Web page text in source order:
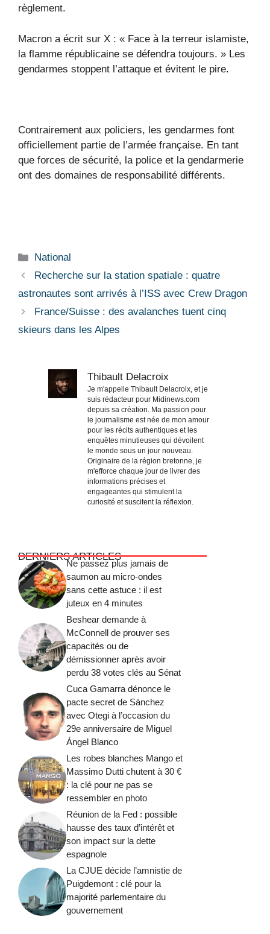
règlement.
Macron a écrit sur X : « Face à la terreur islamiste,
la flamme républicaine se défendra toujours. » Les
gendarmes stoppent l’attaque et évitent le pire.
Contrairement aux policiers, les gendarmes font
officiellement partie de l’armée française. En tant
que forces de sécurité, la police et la gendarmerie
ont des domaines de responsabilité différents.
Catégories
National
Recherche sur la station spatiale : quatre
astronautes sont arrivés à l’ISS avec Crew Dragon
France/Suisse : des avalanches tuent cinq
skieurs dans les Alpes
Thibault Delacroix
Je m'appelle Thibault Delacroix, et je
suis rédacteur pour Midinews.com
depuis sa création. Ma passion pour
le journalisme est née de mon amour
pour les récits authentiques et les
enquêtes minutieuses qui dévoilent
le monde sous un jour nouveau.
Originaire de la région bretonne, je
m'efforce chaque jour de livrer des
informations précises et
engageantes qui stimulent la
curiosité et suscitent la réflexion.
DERNIERS ARTICLES
Ne passez plus jamais de
saumon au micro-ondes
sans cette astuce : il est
juteux en 4 minutes
Beshear demande à
McConnell de prouver ses
capacités ou de
démissionner après avoir
perdu 38 votes clés au Sénat
Cuca Gamarra dénonce le
pacte secret de Sánchez
avec Otegi à l’occasion du
29e anniversaire de Miguel
Ángel Blanco
Les robes blanches Mango et
Massimo Dutti chutent à 30 €
: la clé pour ne pas se
ressembler en photo
Réunion de la Fed : possible
hausse des taux d’intérêt et
son impact sur la dette
espagnole
La CJUE décide l’amnistie de
Puigdemont : clé pour la
majorité parlementaire du
gouvernement